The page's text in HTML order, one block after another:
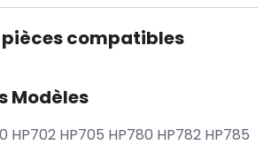
pièces compatibles
Modèles
HP702 HP705 HP780 HP782 HP785